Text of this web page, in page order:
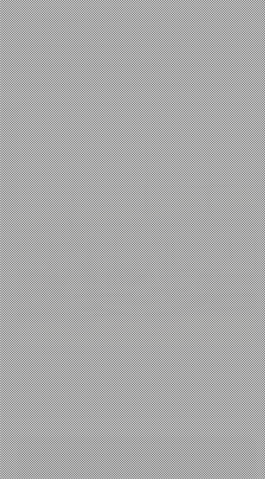
Επιστήμη
Το βάρος που δεν νιώθουμε
Panos A
6 Αυγούστου, 2026
Τεχνολογία
Η Ραχοκοκκαλιά της Παγκόσμιας Επικοινωνίας
Panos A
4 Αυγούστου, 2026